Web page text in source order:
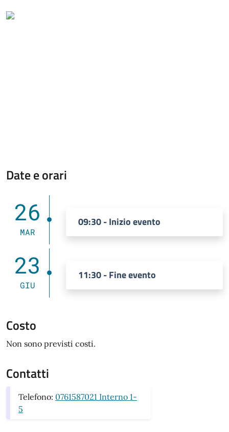
Date e orari
26
MAR
09:30 - Inizio evento
23
GIU
11:30 - Fine evento
Costo
Non sono previsti costi.
Contatti
Telefono: 0761587021 Interno 1-
5